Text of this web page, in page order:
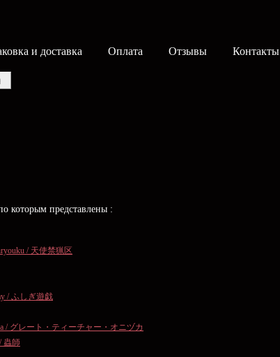
и доставка Оплата Отзывы Контакты
которым представлены :
/ 天使禁猟区
/ ふしぎ遊戯
/ グレート・ティーチャー・オニヅカ
蟲師